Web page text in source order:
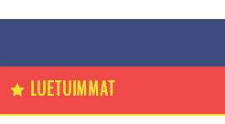
LUETUIMMAT